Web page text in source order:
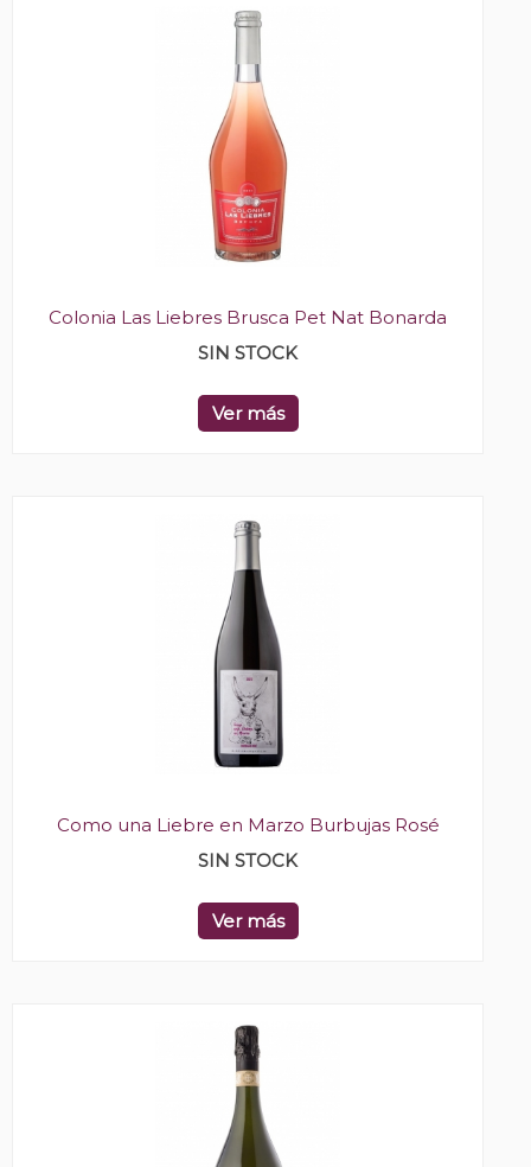
Colonia Las Liebres Brusca Pet Nat Bonarda
SIN STOCK
Ver más
Como una Liebre en Marzo Burbujas Rosé
SIN STOCK
Ver más